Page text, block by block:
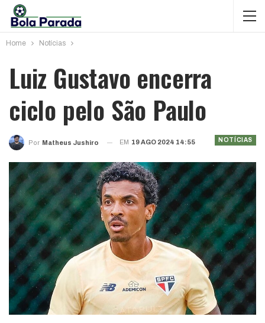
Home Notícias
Luiz Gustavo encerra
ciclo pelo São Paulo
NOTÍCIAS
Por Matheus Jushiro EM 19 AGO 2024 14:55